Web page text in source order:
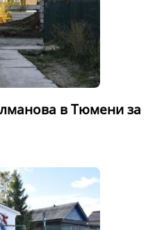
в Тюмени за